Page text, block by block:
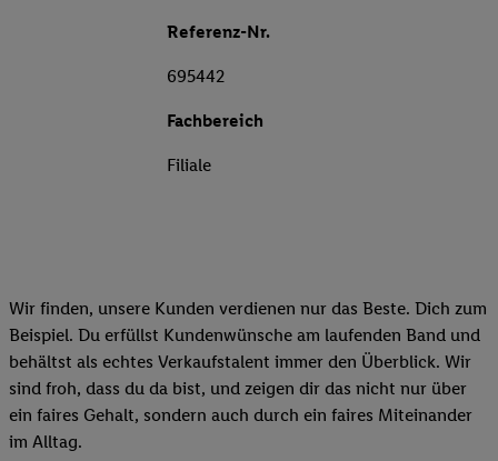
Referenz-Nr.
695442
Fachbereich
Filiale
Wir finden, unsere Kunden verdienen nur das Beste. Dich zum
Beispiel. Du erfüllst Kundenwünsche am laufenden Band und
behältst als echtes Verkaufstalent immer den Überblick. Wir
sind froh, dass du da bist, und zeigen dir das nicht nur über
ein faires Gehalt, sondern auch durch ein faires Miteinander
im Alltag.